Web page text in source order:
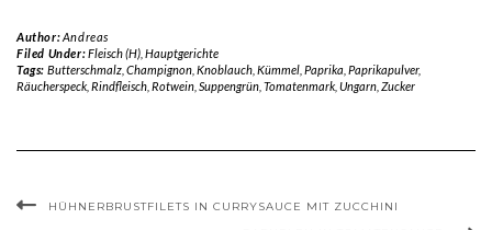
Author:Andreas
Filed Under:Fleisch (H), Hauptgerichte
Tags: Butterschmalz, Champignon, Knoblauch, Kümmel, Paprika Paprikapulver,
Räucherspeck Rindfleisch Rotwein Suppengrün Tomatenmark Ungarn Zucker
HÜHNERBRUSTFILETS IN CURRYSAUCE MIT ZUCCHINI